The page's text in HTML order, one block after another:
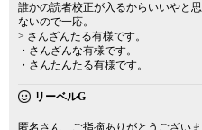
誰かの読者校正が入るからいいやと
ないので一応。
> さんざんたる有様です。
・さんざんな有様です。
・さんたんたる有様です。
リーベルG